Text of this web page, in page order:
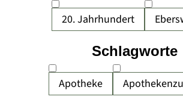
20. Jahrhundert
Apotheke
Schlagworte